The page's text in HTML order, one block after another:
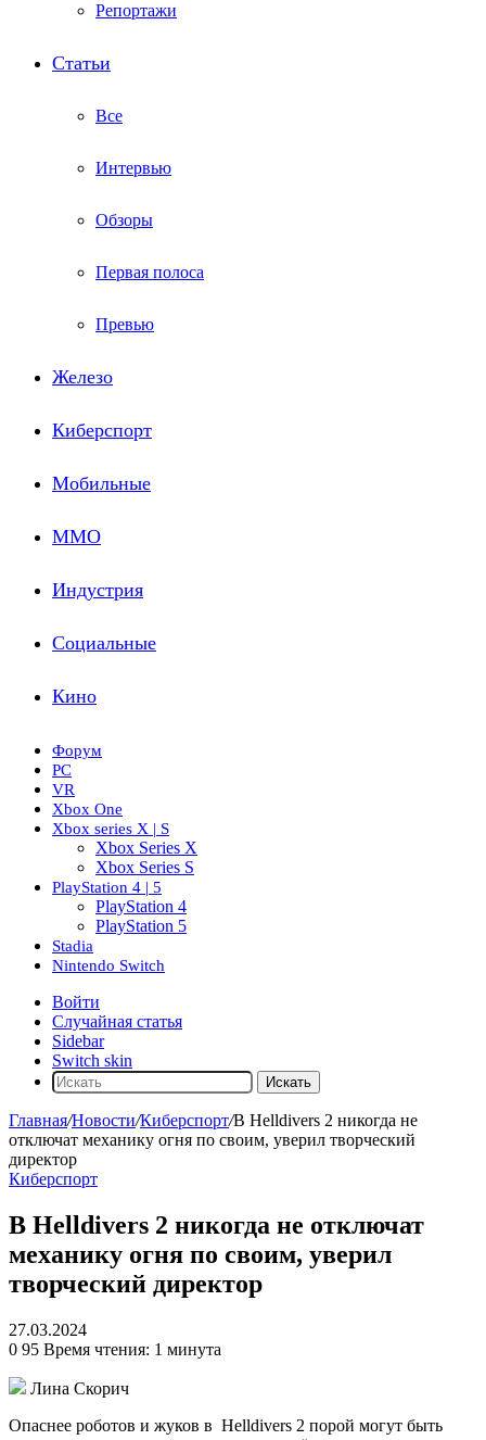
Репортажи
Статьи
Все
Интервью
Обзоры
Первая полоса
Превью
Железо
Киберспорт
Мобильные
ММО
Индустрия
Социальные
Кино
Форум
PC
VR
Xbox One
Xbox series X | S
Xbox Series X
Xbox Series S
PlayStation 4 | 5
PlayStation 4
PlayStation 5
Stadia
Nintendo Switch
Войти
Случайная статья
Sidebar
Switch skin
Искать
Главная/Новости/Киберспорт/В Helldivers 2 никогда не
отключат механику огня по своим, уверил творческий
директор
Киберспорт
В Helldivers 2 никогда не отключат
механику огня по своим, уверил
творческий директор
27.03.2024
0 95 Время чтения: 1 минута
Лина Скорич
Опаснее роботов и жуков в Helldivers 2 порой могут быть